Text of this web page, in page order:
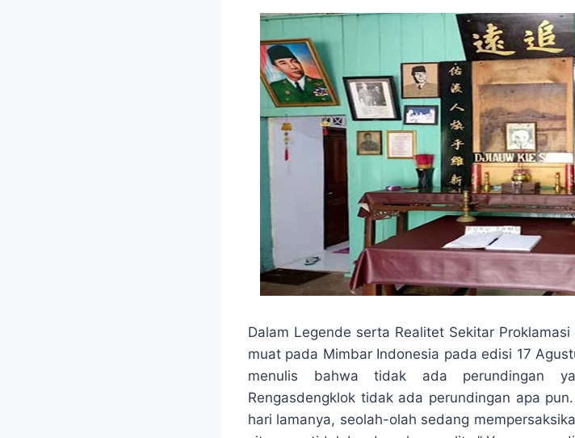
Dalam Legende serta Realitet Sekitar
muat pada Mimbar Indonesia pada edisi 17
menulis bahwa tidak ada perundingan
Rengasdengklok tidak ada perundingan apa
hari lamanya, seolah-olah sedang